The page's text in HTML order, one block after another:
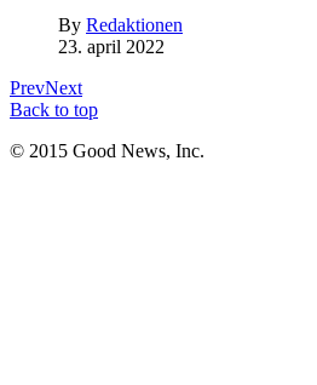
By Redaktionen
23. april 2022
PrevNext
Back to top
© 2015 Good News, Inc.